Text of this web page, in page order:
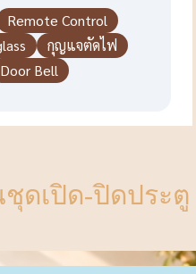
Remote Control
กุญแจตัดไฟ
Door Bell
ดเปิด-ปิดประตู